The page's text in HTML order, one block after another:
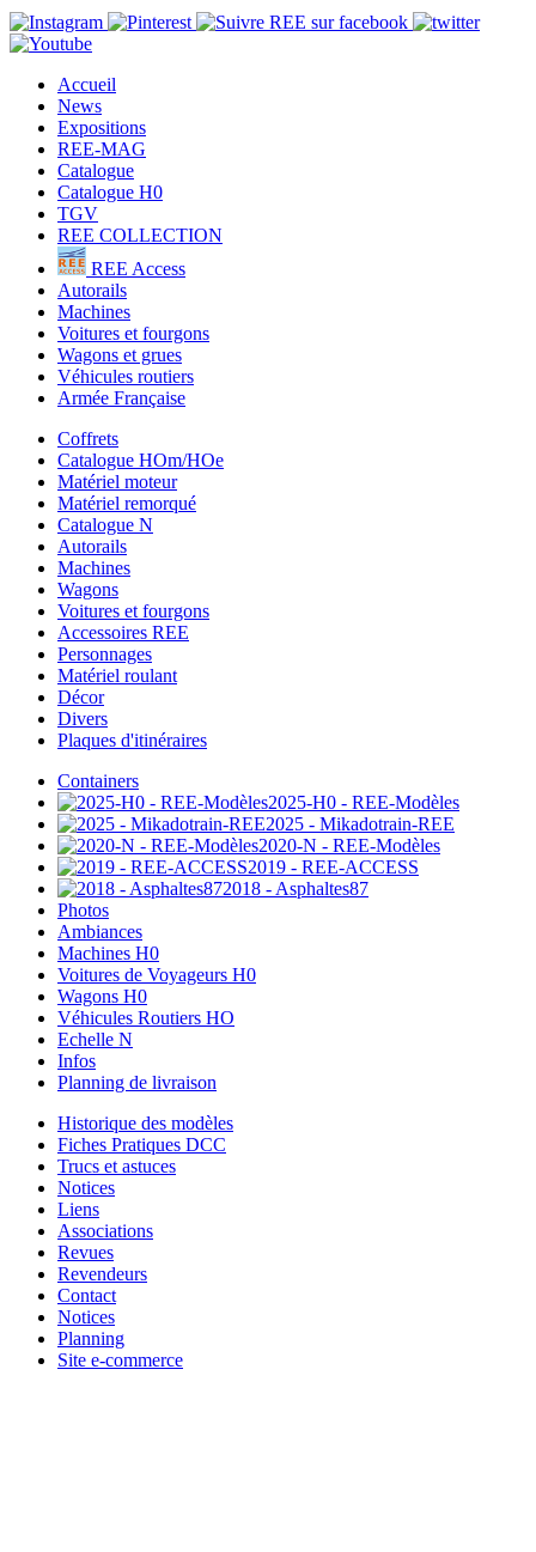
Accueil
News
Expositions
REE-MAG
Catalogue
Catalogue H0
TGV
REE COLLECTION
REE Access
Autorails
Machines
Voitures et fourgons
Wagons et grues
Véhicules routiers
Armée Française
Coffrets
Catalogue HOm/HOe
Matériel moteur
Matériel remorqué
Catalogue N
Autorails
Machines
Wagons
Voitures et fourgons
Accessoires REE
Personnages
Matériel roulant
Décor
Divers
Plaques d'itinéraires
Containers
2025-H0 - REE-Modèles
2025 - Mikadotrain-REE
2020-N - REE-Modèles
2019 - REE-ACCESS
2018 - Asphaltes87
Photos
Ambiances
Machines H0
Voitures de Voyageurs H0
Wagons H0
Véhicules Routiers HO
Echelle N
Infos
Planning de livraison
Historique des modèles
Fiches Pratiques DCC
Trucs et astuces
Notices
Liens
Associations
Revues
Revendeurs
Contact
Notices
Planning
Site e-commerce